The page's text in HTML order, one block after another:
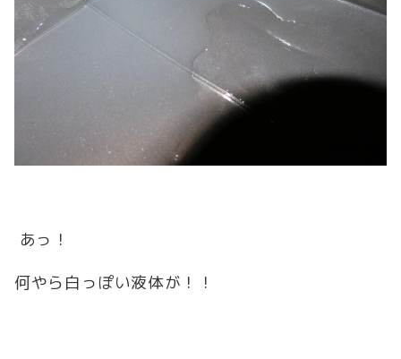
あっ！
何やら白っぽい液体が！！